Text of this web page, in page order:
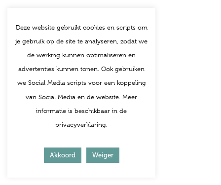
Deze website gebruikt cookies en scripts om
je gebruik op de site te analyseren, zodat we
de werking kunnen optimaliseren en
advertenties kunnen tonen. Ook gebruiken
we Social Media scripts voor een koppeling
van Social Media en de website. Meer
informatie is beschikbaar in de
privacyverklaring.
Akkoord Weiger